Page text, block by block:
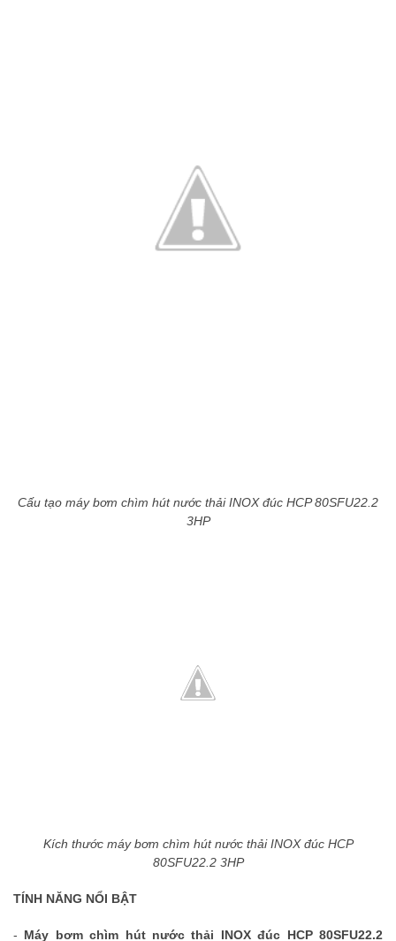
Cấu tạo máy bơm chìm hút nước thải INOX đúc HCP 80SFU22.2
3HP
Kích thước máy bơm chìm hút nước thải INOX đúc HCP
80SFU22.2 3HP
TÍNH NĂNG NỔI BẬT
- Máy bơm chìm hút nước thải INOX đúc HCP 80SFU22.2